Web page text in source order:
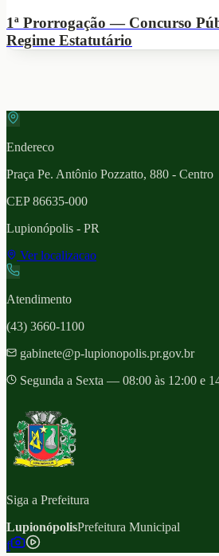
1ª Prorrogação — Concurso
Regime Estatutário
Endereco
Praça Pe. Antônio Pozzatto, 880 - Centro
CEP86635-000
Lupionópolis - PR
Ver localizacao
Atendimento
(43) 3660-1100
gabinete@p-lupionopolis.pr.gov.br
Segunda a Sexta — 08:00 às 12:00 e
Siga a Prefeitura
LupionópolisPrefeitura Municipal
f